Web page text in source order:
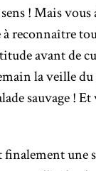
! Mais
reconnaître
avant de
la veille
sauvage !
finalement une